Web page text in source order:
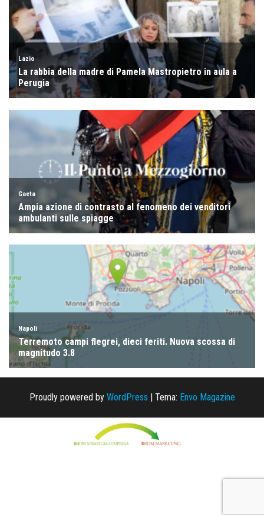
Proudly powered by WordPress | Tema: Envo Magazine